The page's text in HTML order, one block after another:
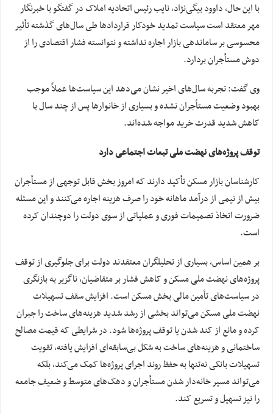
با این حال، داوود بیگی‌نژاد، نایب رئیس اتحادیه املاک در گفتگو با خبرنگار
مهر معتقد است سیاست تمدید خودکار قراردادها طی سال‌های گذشته تأثیر
محسوسی بر ساماندهی بازار اجاره نداشته و نتوانسته فشار اقتصادی را از
دوش مستأجران بردارد.
وی گفت: تجربه سال‌های اخیر نشان می‌دهد این سیاست‌ها عملاً موجب
بهبود وضعیت مستأجران نشده و بسیاری از خانوارها پس از چند سال با
کاهش شدید قدرت خرید مواجه شده‌اند.
توقف پروژه‌های نهضت ملی تبعات اجتماعی دارد
کارشناسان بازار مسکن تأکید دارند که امروز بخش قابل توجهی از مستأجران
بیش از نیمی از درآمد ماهانه خود را صرف هزینه اجاره می‌کنند و این مسئله
ضرورت اتخاذ تصمیمات فوری و عملیاتی از سوی دولت را دوچندان کرده
است.
بر همین اساس، بسیاری از تحلیلگران معتقدند دولت برای جلوگیری از توقف
پروژه‌های نهضت ملی مسکن و کاهش فشار بر متقاضیان، ناگزیر به بازنگری
در سیاست‌های تأمین مالی بخش مسکن است. افزایش سقف تسهیلات
نهضت ملی مسکن می‌تواند بخشی از رشد شدید هزینه‌های ساخت را جبران
کرده و مانع از کند شدن یا توقف پروژه‌ها شود. در شرایطی که قیمت مصالح
ساختمانی و هزینه‌های ساخت به شکل بی‌سابقه‌ای افزایش یافته، تقویت
تسهیلات بانکی نه‌تنها به حفظ روند اجرای پروژه‌ها کمک می‌کند، بلکه
می‌تواند مسیر خانه‌دار شدن مستأجران و دهک‌های متوسط و ضعیف جامعه
را نیز تسهیل و تسریع کند.